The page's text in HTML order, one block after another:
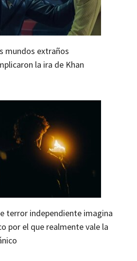
mundos extraños
la ira de Khan
terror independiente imagina
por el que realmente vale la